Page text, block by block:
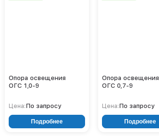
Опора освещения
ОГС 1,0-9
Цена:По запросу
Подробнее
Опора освещения
ОГС 0,7-9
Цена:По запросу
Подробнее